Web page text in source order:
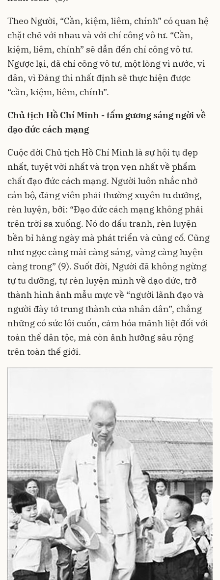
Theo Người, “Cần, kiệm, liêm, chính” có quan hệ
chặt chẽ với nhau và với chí công vô tư. “Cần,
kiệm, liêm, chính” sẽ dẫn đến chí công vô tư.
Ngược lại, đã chí công vô tư, một lòng vì nước, vì
dân, vì Đảng thì nhất định sẽ thực hiện được
“cần, kiệm, liêm, chính”.
Chủ tịch Hồ Chí Minh - tấm gương sáng ngời về
đạo đức cách mạng
Cuộc đời Chủ tịch Hồ Chí Minh là sự hội tụ đẹp
nhất, tuyệt vời nhất và trọn vẹn nhất về phẩm
chất đạo đức cách mạng. Người luôn nhắc nhở
cán bộ, đảng viên phải thường xuyên tu dưỡng,
rèn luyện, bởi: “Đạo đức cách mạng không phải
trên trời sa xuống. Nó do đấu tranh, rèn luyện
bền bỉ hàng ngày mà phát triển và củng cố. Cũng
như ngọc càng mài càng sáng, vàng càng luyện
càng trong” (9). Suốt đời, Người đã không ngừng
tự tu dưỡng, tự rèn luyện mình về đạo đức, trở
thành hình ảnh mẫu mực về “người lãnh đạo và
người đày tớ trung thành của nhân dân”, chẳng
những có sức lôi cuốn, cảm hóa mãnh liệt đối với
toàn thể dân tộc, mà còn ảnh hưởng sâu rộng
trên toàn thế giới.